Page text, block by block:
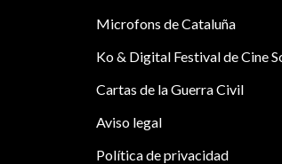
Microfons de Cataluña
Ko & Digital Festival de Cine
Cartas de la Guerra Civil
Aviso legal
Política de privacidad